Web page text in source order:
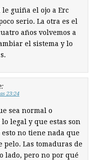
le guiña el ojo a Erc
serio. La otra es el
años volvemos a
el sistema y lo
23:24
sea normal o
legal y que estas son
no tiene nada que
pelo. Las tomaduras de
lado, pero no por qué